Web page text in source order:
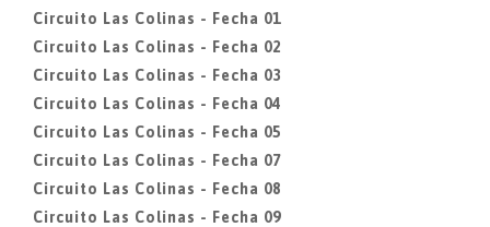
Circuito Las Colinas - Fecha 01
Circuito Las Colinas - Fecha 02
Circuito Las Colinas - Fecha 03
Circuito Las Colinas - Fecha 04
Circuito Las Colinas - Fecha 05
Circuito Las Colinas - Fecha 07
Circuito Las Colinas - Fecha 08
Circuito Las Colinas - Fecha 09